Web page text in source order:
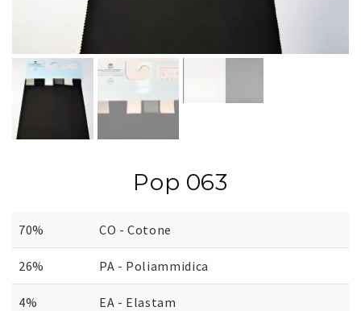
Pop 063
70% CO - Cotone
26% PA - Poliammidica
4% EA - Elastam